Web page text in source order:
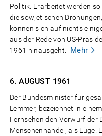
Politik. Erarbeitet werden
die sowjetischen
können sich auf nichts
aus der Rede von US-
1961 hinausgeht.
Mehr
6. AUGUST 1961
Der Bundesminister für
Lemmer, bezeichnet in
Fernsehen den Vorwurf der
Menschenhandel, als Lüge.